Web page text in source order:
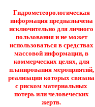
Гидрометеорологическая
информация предназначена
исключительно для личного
пользования и не может
использоваться в средствах
массовой информации, в
коммерческих целях, для
планирования мероприятий,
реализация которых связана
с риском материальных
потерь или человеческих
жертв.